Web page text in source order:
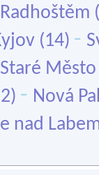
(14) -
Staré Město
- Nová
nad